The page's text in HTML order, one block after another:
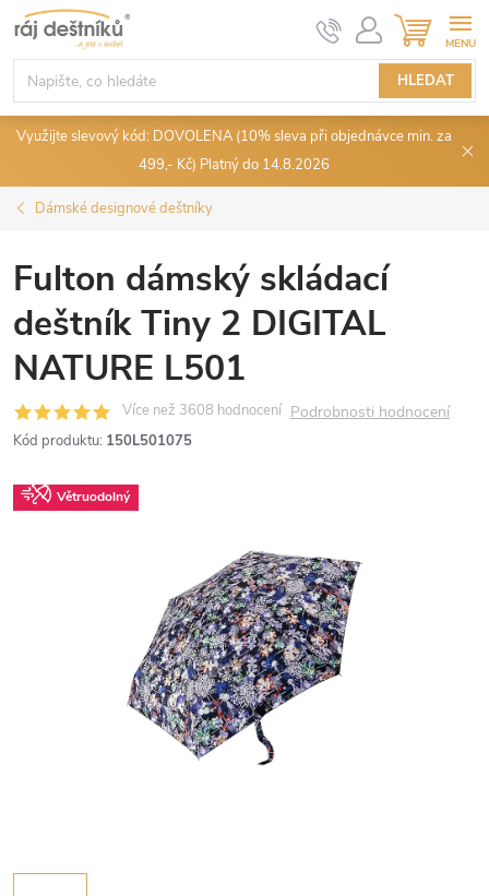
Přejít
na
obsah
HLEDAT
KOŠÍK
Využijte slevový kód: DOVOLENA (10% sleva při objednávce min. za
499,- Kč) Platný do 14.8.2026
Dámské designové deštníky
Fulton dámský skládací
deštník Tiny 2 DIGITAL
NATURE L501
Podrobnosti hodnocení
Kód produktu: 150L501075
Větruodolný